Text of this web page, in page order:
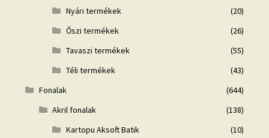
Nyári termékek
(20)
Őszi termékek
(26)
Tavaszi termékek
(55)
Téli termékek
(43)
Fonalak
(644)
Akril fonalak
(138)
Kartopu Aksoft Batik
(10)